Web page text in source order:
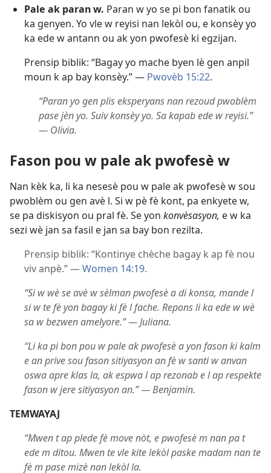
Pale ak paran w. Paran w yo se pi bon fanatik ou
ka genyen. Yo vle w reyisi nan lekòl ou, e konsèy yo
ka ede w antann ou ak yon pwofesè ki egzijan.
Prensip biblik: “Bagay yo mache byen lè gen anpil
moun k ap bay konsèy.” — Pwovèb 15:22.
“Paran yo gen plis eksperyans nan rezoud pwoblèm
pase jèn yo. Suiv konsèy yo. Sa kapab ede w reyisi.”
— Olivia.
Fason pou w pale ak pwofesè w
Nan kèk ka, li ka nesesè pou w pale ak pwofesè w sou
pwoblèm ou gen avè l. Si w pè fè kont, pa enkyete w,
se pa diskisyon ou pral fè. Se yon konvèsasyon, e w ka
sezi wè jan sa fasil e jan sa bay bon rezilta.
Prensip biblik: “Kontinye chèche bagay k ap fè nou
viv anpè.” —Women 14:19.
“Si w wè se avè w sèlman pwofesè a di konsa, mande l
si w te fè yon bagay ki fè l fache. Repons li ka ede w wè
sa w bezwen amelyore.” — Juliana.
“Li ka pi bon pou w pale ak pwofesè a yon fason ki kalm
e an prive sou fason sitiyasyon an fè w santi w anvan
oswa apre klas la, ak espwa l ap rezonab e l ap respekte
fason w jere sitiyasyon an.” — Benjamin.
TEMWAYAJ
“Mwen t ap plede fè move nòt, e pwofesè m nan pa t
ede m ditou. Mwen te vle kite lekòl paske madam nan te
fè m pase mizè nan lekòl la.